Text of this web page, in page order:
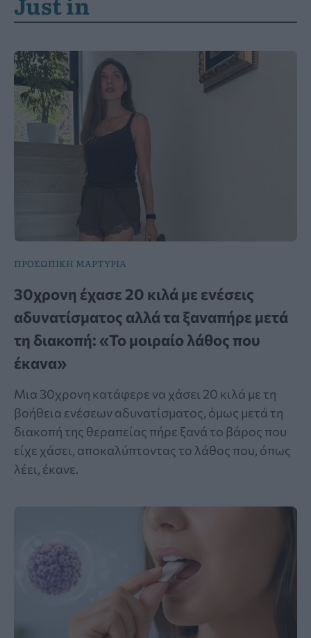
ΠΡΟΣΩΠΙΚΗ ΜΑΡΤΥΡΙΑ
30χρονη έχασε 20 κιλά με ενέσεις
αδυνατίσματος αλλά τα ξαναπήρε μετά
τη διακοπή: «Το μοιραίο λάθος που
έκανα»
Μια 30χρονη κατάφερε να χάσει 20 κιλά με τη
βοήθεια ενέσεων αδυνατίσματος, όμως μετά τη
διακοπή της θεραπείας πήρε ξανά το βάρος που
είχε χάσει, αποκαλύπτοντας το λάθος που, όπως
λέει, έκανε.